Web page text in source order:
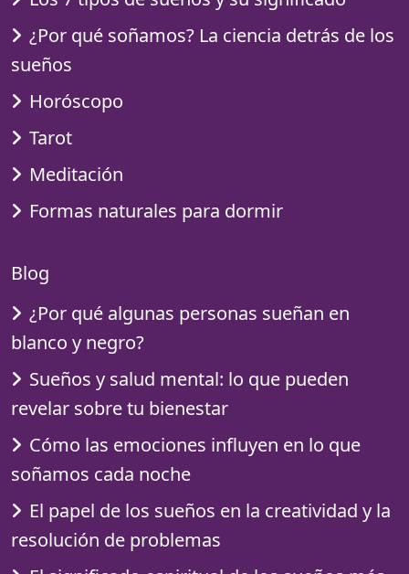
¿Por qué soñamos? La ciencia detrás de los
sueños
Horóscopo
Tarot
Meditación
Formas naturales para dormir
Blog
¿Por qué algunas personas sueñan en
blanco y negro?
Sueños y salud mental: lo que pueden
revelar sobre tu bienestar
Cómo las emociones influyen en lo que
soñamos cada noche
El papel de los sueños en la creatividad y la
resolución de problemas